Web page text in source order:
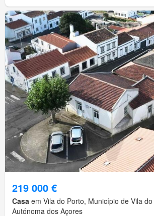
219 000 €
Casa em Vila do Porto, Município de Vila
Autónoma dos Açores